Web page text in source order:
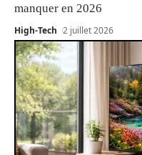
manquer en 2026
High-Tech 2 juillet 2026